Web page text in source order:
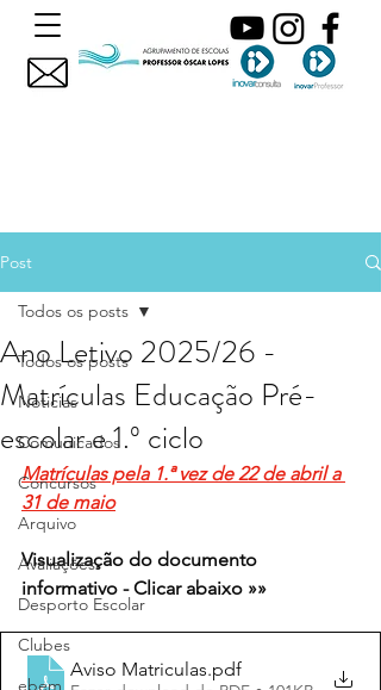
Post
Todos os posts
Noticias
Comunicados
Concursos
Arquivo
Avaliações
Desporto Escolar
Clubes
ebem
Todos os posts
Ano Letivo 2025/26 -
Matrículas Educação Pré-
escolar e 1.º ciclo
Matrículas pela 1.ª vez de 22 de abril a
31 de maio
Visualização do documento
informativo - Clicar abaixo »»
Aviso Matriculas.pdf